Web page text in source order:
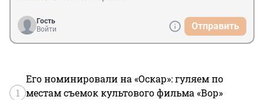
Гость
Войти
Отправить
1
Его номинировали на «Оскар»: гуляем по
местам съемок культового фильма «Вор»